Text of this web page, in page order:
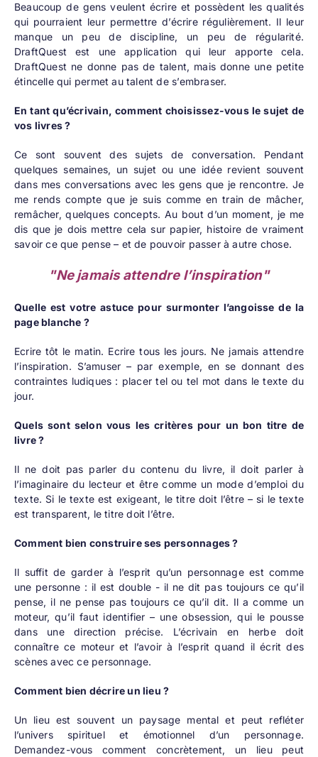
Beaucoup de gens veulent écrire et possèdent les qualités
qui pourraient leur permettre d’écrire régulièrement. Il leur
manque un peu de discipline, un peu de régularité.
DraftQuest est une application qui leur apporte cela.
DraftQuest ne donne pas de talent, mais donne une petite
étincelle qui permet au talent de s’embraser.
En tant qu’écrivain, comment choisissez-vous le sujet de
vos livres ?
Ce sont souvent des sujets de conversation. Pendant
quelques semaines, un sujet ou une idée revient souvent
dans mes conversations avec les gens que je rencontre. Je
me rends compte que je suis comme en train de mâcher,
remâcher, quelques concepts. Au bout d’un moment, je me
dis que je dois mettre cela sur papier, histoire de vraiment
savoir ce que pense – et de pouvoir passer à autre chose.
"Ne jamais attendre l’inspiration"
Quelle est votre astuce pour surmonter l’angoisse de la
page blanche ?
Ecrire tôt le matin. Ecrire tous les jours. Ne jamais attendre
l’inspiration. S’amuser – par exemple, en se donnant des
contraintes ludiques : placer tel ou tel mot dans le texte du
jour.
Quels sont selon vous les critères pour un bon titre de
livre ?
Il ne doit pas parler du contenu du livre, il doit parler à
l’imaginaire du lecteur et être comme un mode d’emploi du
texte. Si le texte est exigeant, le titre doit l’être – si le texte
est transparent, le titre doit l’être.
Comment bien construire ses personnages ?
Il suffit de garder à l’esprit qu’un personnage est comme
une personne : il est double - il ne dit pas toujours ce qu’il
pense, il ne pense pas toujours ce qu’il dit. Il a comme un
moteur, qu’il faut identifier – une obsession, qui le pousse
dans une direction précise. L’écrivain en herbe doit
connaître ce moteur et l’avoir à l’esprit quand il écrit des
scènes avec ce personnage.
Comment bien décrire un lieu ?
Un lieu est souvent un paysage mental et peut refléter
l’univers spirituel et émotionnel d’un personnage.
Demandez-vous comment concrètement, un lieu peut